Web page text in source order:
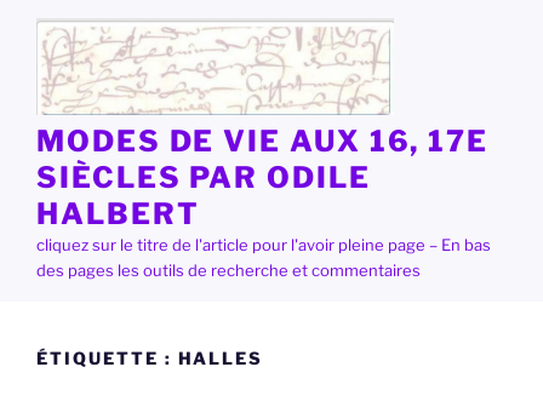
contenu
principal
MODES DE VIE AUX 16, 17E
SIÈCLES PAR ODILE
HALBERT
cliquez sur le titre de l'article pour l'avoir pleine page – En bas
des pages les outils de recherche et commentaires
ÉTIQUETTE : HALLES